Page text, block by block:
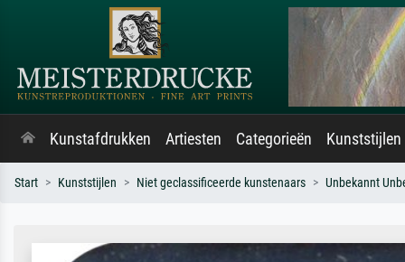
Kunstafdrukken Artiesten Categorieën Kunststijlen
Start Kunststijlen Niet geclassificeerde kunstenaars Unbekannt